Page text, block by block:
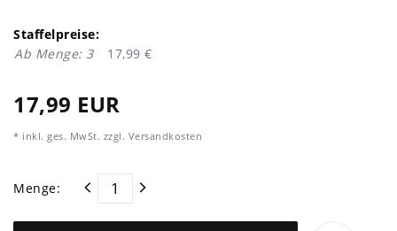
Staffelpreise:
Ab Menge: 3
17,99 €
17,99 EUR
* inkl. ges. MwSt. zzgl. Versandkosten
Menge: